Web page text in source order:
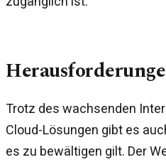
Trotz des wachsenden
Cloud-Lösungen gibt es
es zu bewältigen gilt. Der